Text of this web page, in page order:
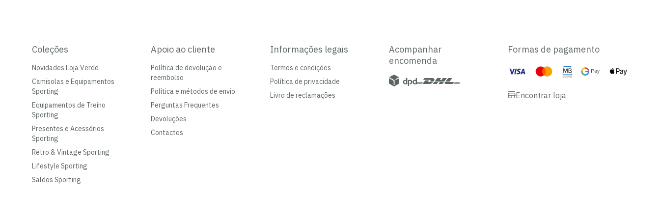
Coleções
Novidades Loja Verde
Camisolas e Equipamentos
Sporting
Equipamentos de Treino
Sporting
Presentes e Acessórios
Sporting
Retro & Vintage Sporting
Lifestyle Sporting
Saldos Sporting
Apoio ao cliente
Política de devolução e
reembolso
Política e métodos de envio
Perguntas Frequentes
Devoluções
Contactos
Informações legais
Termos e condições
Política de privacidade
Livro de reclamações
Acompanhar
encomenda
Formas de pagamento
Encontrar loja